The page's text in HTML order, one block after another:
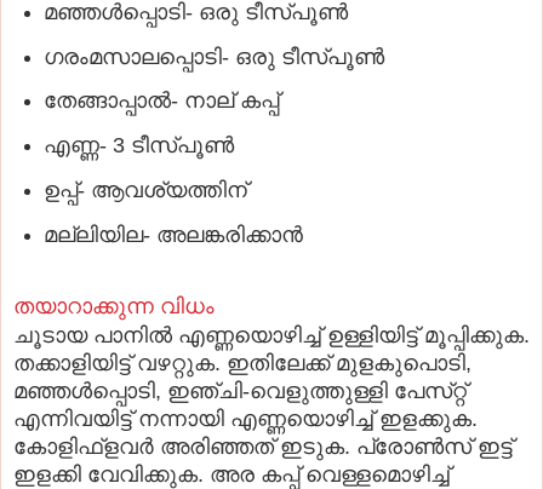
മഞ്ഞള്‍പ്പൊടി- ഒരു ടീസ്‌പൂണ്‍
ഗരംമസാലപ്പൊടി- ഒരു ടീസ്‌പൂണ്‍
തേങ്ങാപ്പാല്‍- നാല്‌ കപ്പ്‌
എണ്ണ- 3 ടീസ്‌പൂണ്‍
ഉപ്പ്‌- ആവശ്യത്തിന്‌
മല്ലിയില- അലങ്കരിക്കാന്‍
തയാറാക്കുന്ന വിധം
ചൂടായ പാനില്‍ എണ്ണയൊഴിച്ച്‌ ഉള്ളിയിട്ട്‌ മൂപ്പിക്കുക.
തക്കാളിയിട്ട്‌ വഴറ്റുക. ഇതിലേക്ക്‌ മുളകുപൊടി,
മഞ്ഞള്‍പ്പൊടി, ഇഞ്ചി-വെളുത്തുള്ളി പേസ്‌റ്റ്
എന്നിവയിട്ട്‌ നന്നായി എണ്ണയൊഴിച്ച്‌ ഇളക്കുക.
കോളിഫ്‌ളവര്‍ അരിഞ്ഞത്‌ ഇടുക. പ്രോണ്‍സ്‌ ഇട്ട്‌
ഇളക്കി വേവിക്കുക. അര കപ്പ്‌ വെള്ളമൊഴിച്ച്‌